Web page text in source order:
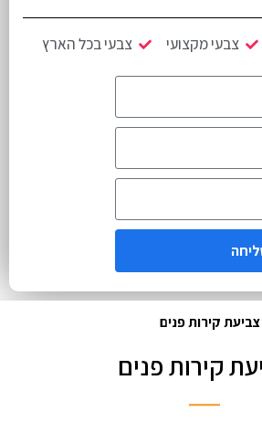
צבעי מקצועי צבעי בכל הארץ
צביעת קירות פנים
קירות פנים